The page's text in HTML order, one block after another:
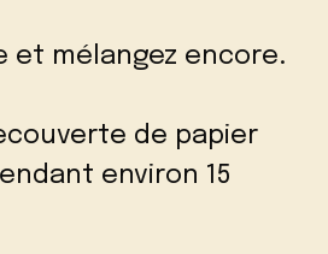
et mélangez encore.
de papier
environ 15